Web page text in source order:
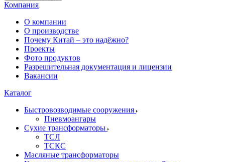
Компания
О компании
О производстве
Почему Китай – это надёжно?
Проекты
Фото продуктов
Разрешительная документация и лицензии
Вакансии
Каталог
Быстровозводимые сооружения
Пневмоангары
Сухие трансформаторы
ТСЛ
ТСКС
Масляные трансформаторы